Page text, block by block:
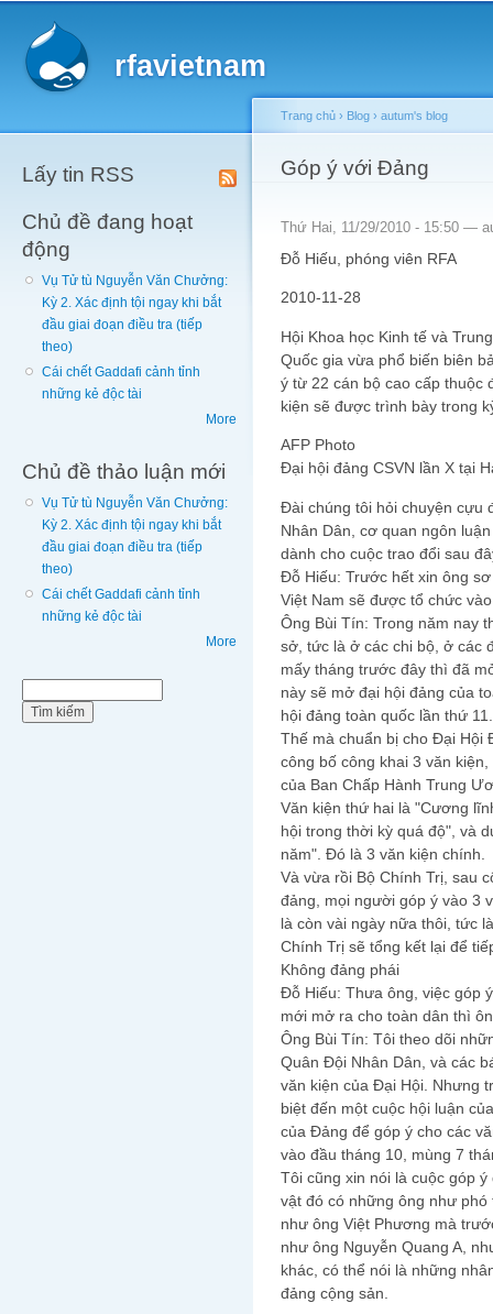
rfavietnam
Lấy tin RSS
Chủ đề đang hoạt
động
Vụ Tử tù Nguyễn Văn Chưởng:
Kỳ 2. Xác định tội ngay khi bắt
đầu giai đoạn điều tra (tiếp
theo)
Cái chết Gaddafi cảnh tỉnh
những kẻ độc tài
More
Chủ đề thảo luận mới
Vụ Tử tù Nguyễn Văn Chưởng:
Kỳ 2. Xác định tội ngay khi bắt
đầu giai đoạn điều tra (tiếp
theo)
Cái chết Gaddafi cảnh tỉnh
những kẻ độc tài
More
You are here
Trang chủ › Blog › autum's blog
Góp ý với Đảng
Thứ Hai, 11/29/2010 - 15:50 —
Đỗ Hiếu, phóng viên RFA
2010-11-28
Hội Khoa học Kinh tế và
Quốc gia vừa phổ biến biên
ý từ 22 cán bộ cao cấp thuộc
kiện sẽ được trình bày trong
AFP Photo
Đại hội đảng CSVN lần X tại
Đài chúng tôi hỏi chuyện cựu
Nhân Dân, cơ quan ngôn
dành cho cuộc trao đổi sau
Đỗ Hiếu: Trước hết xin ông
Việt Nam sẽ được tổ chức
Ông Bùi Tín: Trong năm nay
sở, tức là ở các chi bộ, ở các
mấy tháng trước đây thì đã
này sẽ mở đại hội đảng của
hội đảng toàn quốc lần thứ 11.
Thế mà chuẩn bị cho Đại Hội
công bố công khai 3 văn
của Ban Chấp Hành Trung
Văn kiện thứ hai là "Cương
hội trong thời kỳ quá độ", và
năm". Đó là 3 văn kiện chính.
Và vừa rồi Bộ Chính Trị, sau
đảng, mọi người góp ý vào 3
là còn vài ngày nữa thôi, tức
Chính Trị sẽ tổng kết lại để
Không đảng phái
Đỗ Hiếu: Thưa ông, việc góp
mới mở ra cho toàn dân thì
Ông Bùi Tín: Tôi theo dõi
Quân Đội Nhân Dân, và các
văn kiện của Đại Hội. Nhưng
biệt đến một cuộc hội luận
của Đảng để góp ý cho các
vào đầu tháng 10, mùng 7
Tôi cũng xin nói là cuộc góp
vật đó có những ông như
như ông Việt Phương mà
như ông Nguyễn Quang A,
khác, có thể nói là những
đảng cộng sản.